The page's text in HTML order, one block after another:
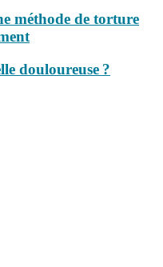
méthode de torture
douloureuse ?